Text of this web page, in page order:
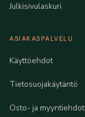
Julkisivulaskuri
ASIAKASPALVELU
Käyttöehdot
Tietosuojakäytäntö
Osto- ja myyntiehdot